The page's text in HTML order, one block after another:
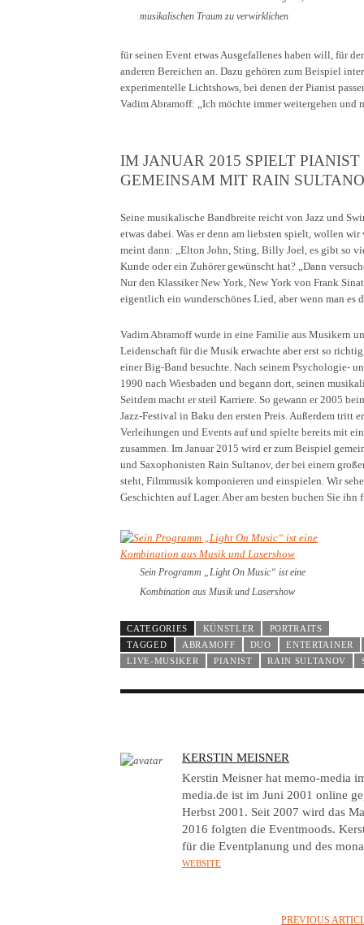
musikalischen Traum zu verwirklichen
für seinen Event etwas Ausgefallenes haben will, für
anderen Bereichen an. Dazu gehören zum Beispiel
experimentelle Lichtshows, bei denen der Pianist
Vadim Abramoff: „Ich möchte immer weitergehen und
IM JANUAR 2015 SPIELT
GEMEINSAM MIT RAIN
Seine musikalische Bandbreite reicht von Jazz und
etwas dabei. Was er denn am liebsten spielt, wollen
meint dann: „Elton John, Sting, Billy Joel, es gibt so
Kunde oder ein Zuhörer gewünscht hat? „Dann
Nur den Klassiker New York, New York von Frank
eigentlich ein wunderschönes Lied, aber wenn man es
Vadim Abramoff wurde in eine Familie aus Musikern
Leidenschaft für die Musik erwachte aber erst so
einer Big-Band besuchte. Nach seinem Psychologie-
1990 nach Wiesbaden und begann dort, seinen
Seitdem macht er steil Karriere. So gewann er 2005
Jazz-Festival in Baku den ersten Preis. Außerdem tritt
Verleihungen und Events auf und spielte bereits mit
zusammen. Im Januar 2015 wird er zum Beispiel
und Saxophonisten Rain Sultanov, der bei einem
steht, Filmmusik komponieren und einspielen. Wir
Geschichten auf Lager. Aber am besten buchen Sie
Sein Programm „Light On Music“ ist eine
Kombination aus Musik und Lasershow
CATEGORIES KÜNSTLER
PORTRAITS
TAGGED
ABRAMOFF DUO
ENTERTAINER
LIVE-MUSIKER
PIANIST RAIN SULTANOV
A
U
T
H
O
R
KERSTIN MEISNER
Kerstin Meisner hat memo-media
media.de ist im Juni 2001 online
Herbst 2001. Seit 2007 wird das
2016 folgten die Eventmoods.
für die Eventplanung und des
WEBSITE
PREVIOUS